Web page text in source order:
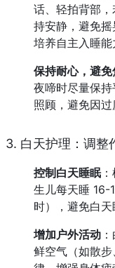
话、轻拍背部
持安静，避免摇
培养自主入睡能
保持耐心，避免
夜啼时尽量保
照顾，避免因过
3. 白天护理：调整
控制白天睡眠：
生儿每天睡 16-
时），避免白天
增加户外活动
鲜空气（如散